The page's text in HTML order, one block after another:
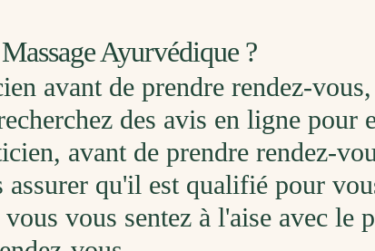
Ayurvédique ?
avant de prendre rendez-vous,
des avis en ligne pour
avant de prendre rendez-
qu'il est qualifié pour
vous sentez à l'aise avec le